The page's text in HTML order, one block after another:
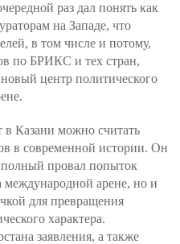
раз дал понять как
на Западе, что
в том числе и потому,
по БРИКС и тех стран,
центр политического
Казани можно считать
в современной истории. Он
полный провал попыток
международной арене, но и
для превращения
характера.
заявления, а также